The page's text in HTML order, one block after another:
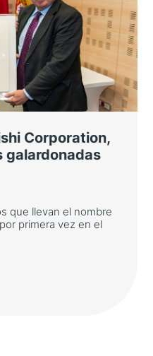
Corporation,
galardonadas
que llevan el nombre
primera vez en el